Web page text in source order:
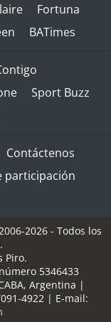
Fortuna
BATimes
Sport Buzz
Contáctenos
participación
2026 - Todos los
Piro.
5346433
Argentina |
4922 | E-mail: